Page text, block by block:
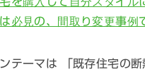
テーマは 「既存住宅の